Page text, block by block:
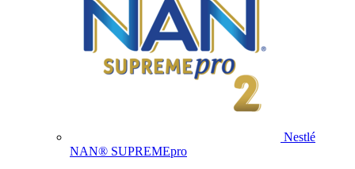
Nestlé
NAN® SUPREMEpro